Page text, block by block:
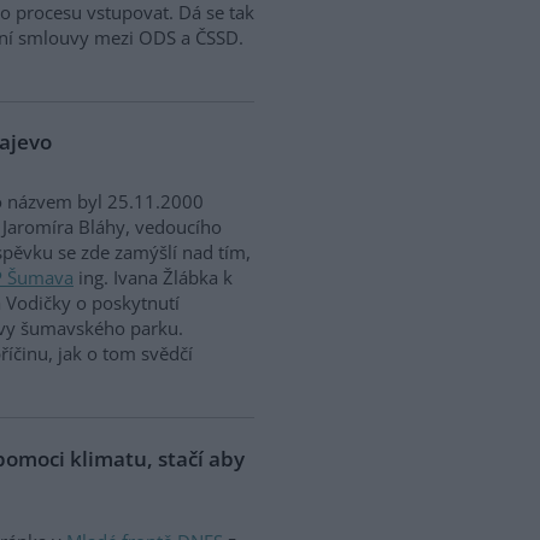
procesu vstupovat. Dá se tak
smlouvy mezi ODS a ČSSD.
byl 25.11.2000
Bláhy, vedoucího
se zde zamýšlí nad tím,
Šumava ing. Ivana Žlábka k
o poskytnutí
šumavského parku.
jak o tom svědčí
klimatu, stačí aby